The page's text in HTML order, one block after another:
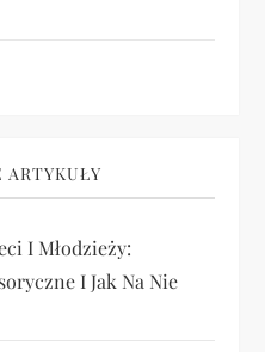
ARTYKUŁY
I Młodzieży:
I Jak Na Nie